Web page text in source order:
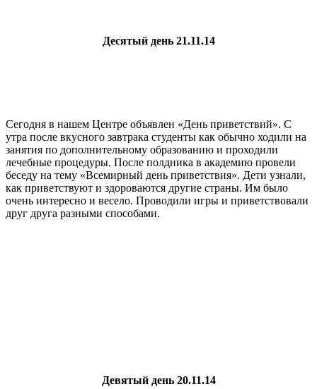
Десятый день 21.11.14
Сегодня в нашем Центре объявлен «День приветствий». С
утра после вкусного завтрака студенты как обычно ходили на
занятия по дополнительному образованию и проходили
лечебные процедуры. После полдника в академию провели
беседу на тему «Всемирный день приветствия». Дети узнали,
как приветствуют и здороваются другие страны. Им было
очень интересно и весело. Проводили игры и приветствовали
друг друга разными способами.
Девятый день 20.11.14